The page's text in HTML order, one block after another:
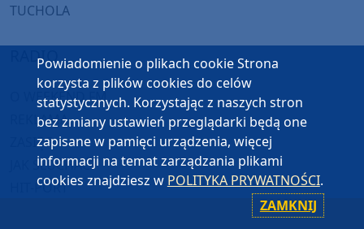
TUCHOLA
RADIO
O WEEKEND FM
REKLAMA
ZASIĘG
JAK SŁUCHAĆ?
HIT-PORT
Powiadomienie o plikach cookie Strona
korzysta z plików cookies do celów
statystycznych. Korzystając z naszych stron
bez zmiany ustawień przeglądarki będą one
zapisane w pamięci urządzenia, więcej
informacji na temat zarządzania plikami
cookies znajdziesz w POLITYKA PRYWATNOŚCI.
ZAMKNIJ